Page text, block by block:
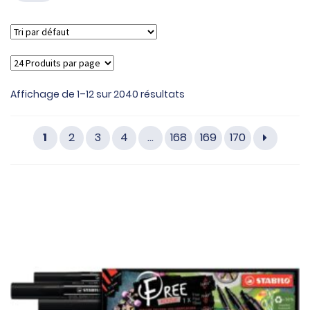
Affichage de 1–12 sur 2040 résultats
1 2 3 4 … 168 169 170